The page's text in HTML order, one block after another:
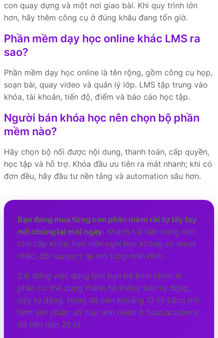
con quay dựng và một nơi giao bài. Khi quy trình lớn
hơn, hãy thêm công cụ ở đúng khâu đang tốn giờ.
Phần mềm dạy học online khác LMS ra
sao?
Phần mềm dạy học online là tên rộng, gồm công cụ họp,
soạn bài, quay video và quản lý lớp. LMS tập trung vào
khóa, tài khoản, tiến độ, điểm và báo cáo học tập.
Người bán khóa học nên chọn bộ phần
mềm nào?
Hãy chọn bộ nối được nội dung, thanh toán, cấp quyền,
học tập và hỗ trợ. Khóa đầu ưu tiên ra mắt nhanh; khi có
đơn đều, hãy đầu tư nền tảng và automation sâu hơn.
Bạn đang mua từng con phần mềm rồi tự lấy tay
nối chúng lại mỗi ngày. Khách trả tiền xong còn
chờ cấp khóa, học viên nghỉ học không có email
nhắc, đội support lại mò từng màn hình.
Cái đống việc đang làm bạn bể bình chính là
phần có thể dựng thành hệ thống bán tự động,
dạy tự động. Hùng đã bán khoảng 12 tỷ bằng mô
hình sản phẩm số này; anh Huân ở huan.academy
đã tiến gần 20 tỷ.